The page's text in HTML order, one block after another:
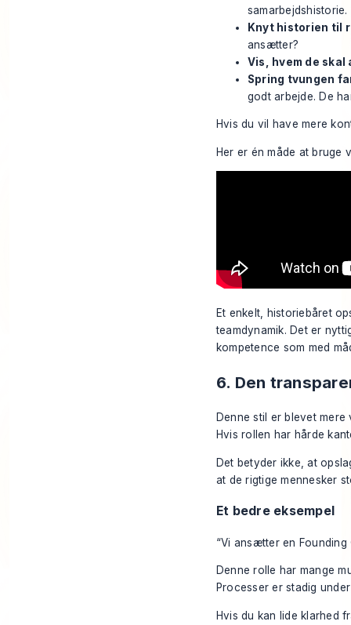
samarbejdshistorie.
Knyt historien til
ansætter?
Vis, hvem de skal
Spring tvungen
godt arbejde. De
Hvis du vil have mere
Her er én måde at
Et enkelt, historiebåret
teamdynamik. Det er
kompetence som med
6. Den
Denne stil er blevet
Hvis rollen har hårde
Det betyder ikke, at
at de rigtige mennesker
Et bedre eksempel
“Vi ansætter en Founding
Denne rolle har mange
Processer er stadig
Hvis du kan lide klarhed